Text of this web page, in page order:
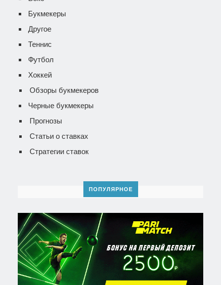
Букмекеры
Другое
Теннис
Футбол
Хоккей
Обзоры букмекеров
Черные букмекеры
Прогнозы
Статьи о ставках
Стратегии ставок
ПОПУЛЯРНОЕ